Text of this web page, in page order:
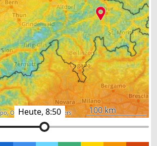
Heute, 8:50
,OpenStreetMap,others 100 km